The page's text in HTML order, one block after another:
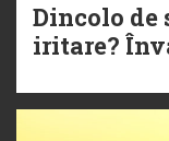
Dincolo de
iritare?